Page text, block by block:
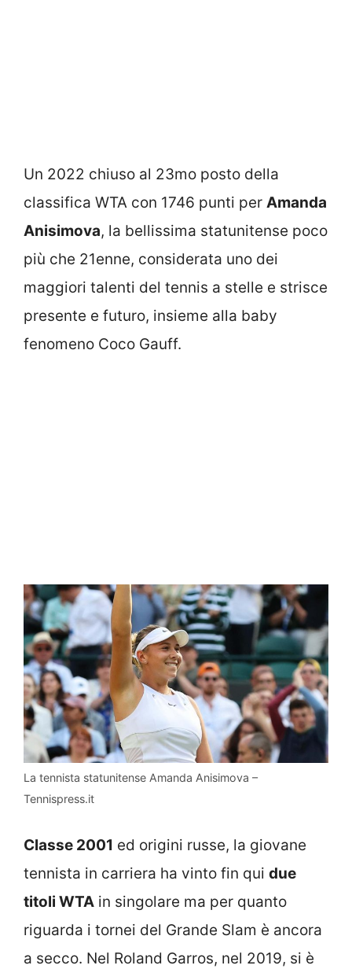
Un 2022 chiuso al 23mo posto della
classifica WTA con 1746 punti per Amanda
Anisimova, la bellissima statunitense poco
più che 21enne, considerata uno dei
maggiori talenti del tennis a stelle e strisce
presente e futuro, insieme alla baby
fenomeno Coco Gauff.
La tennista statunitense Amanda Anisimova –
Tennispress.it
Classe 2001 ed origini russe, la giovane
tennista in carriera ha vinto fin qui due
titoli WTA in singolare ma per quanto
riguarda i tornei del Grande Slam è ancora
a secco. Nel Roland Garros, nel 2019, si è